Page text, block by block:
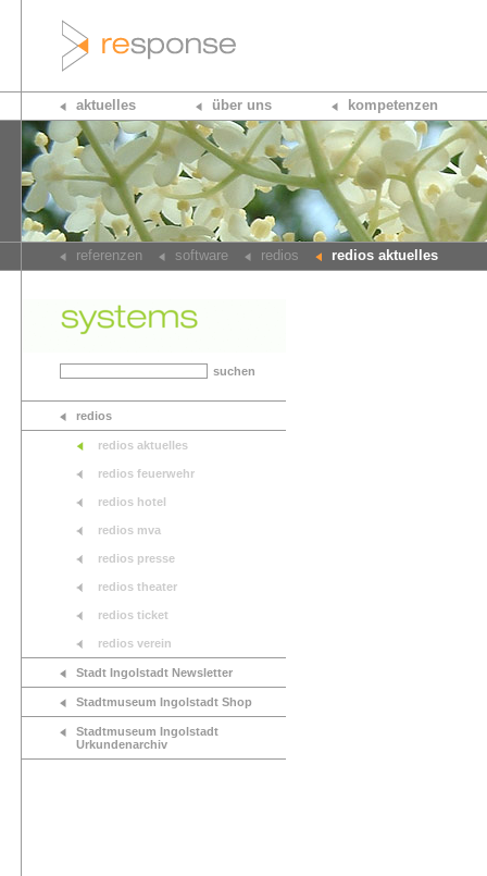
aktuelles über uns kompetenzen
referenzen software redios redios aktuelles
suchen
redios
redios aktuelles
redios feuerwehr
redios hotel
redios mva
redios presse
redios theater
redios ticket
redios verein
Stadt Ingolstadt Newsletter
Stadtmuseum Ingolstadt Shop
Stadtmuseum Ingolstadt
Urkundenarchiv